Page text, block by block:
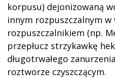
korpusu) dejonizowaną
innym rozpuszczalnym w
rozpuszczalnikiem (np.
przepłucz strzykawkę
długotrwałego
roztworze czyszczącym.